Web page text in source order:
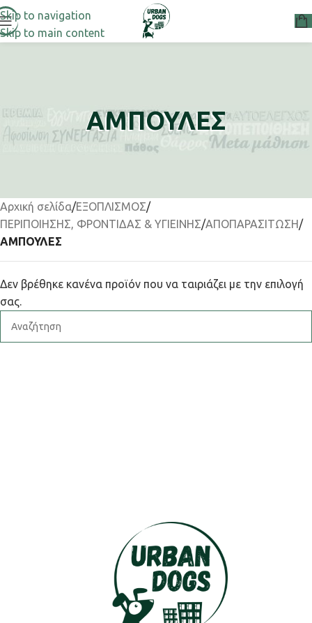
Skip to navigation
Skip to main content
ΑΜΠΟΥΛΕΣ
Αρχική σελίδα/ΕΞΟΠΛΙΣΜΟΣ/
ΠΕΡΙΠΟΙΗΣΗΣ, ΦΡΟΝΤΙΔΑΣ & ΥΓΙΕΙΝΗΣ/ΑΠΟΠΑΡΑΣΙΤΩΣΗ/
ΑΜΠΟΥΛΕΣ
Δεν βρέθηκε κανένα προϊόν που να ταιριάζει με την επιλογή
σας.